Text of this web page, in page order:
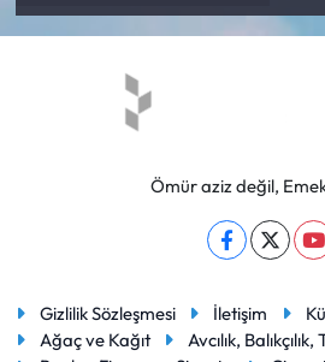
Ömür aziz değil,
Gizlilik Sözleşmesi İletişim
Ağaç ve Kağıt
Avcılık,